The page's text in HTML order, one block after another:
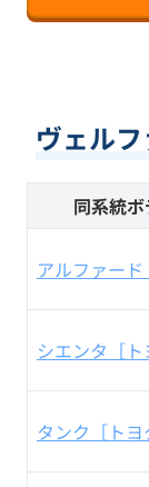
ヴェル
同系統
アルファード
シエンタ［ト
タンク［トヨ